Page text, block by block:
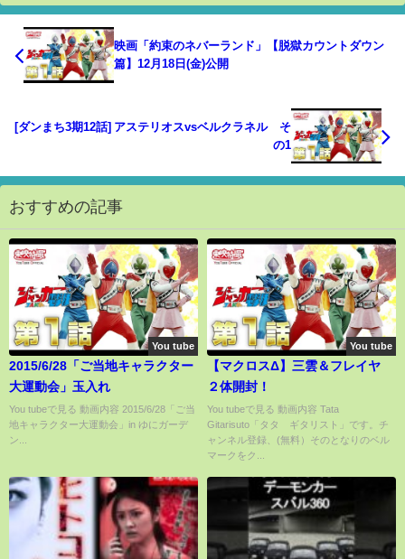
映画「約束のネバーランド」【脱獄カウントダウン
篇】12月18日(金)公開
[ダンまち3期12話] アステリオスvsベルクラネル そ
の1
おすすめの記事
You tube
2015/6/28「ご当地キャラクター
大運動会」玉入れ
You tubeで見る 動画内容 2015/6/28「ご当
地キャラクター大運動会」in ゆにガーデ
ン...
You tube
【マクロスΔ】三雲＆フレイヤ
２体開封！
You tubeで見る 動画内容 Tata
Gitarisuto「タタ ギタリスト」です。チ
ャンネル登録、(無料）そのとなりのベル
マークをク...